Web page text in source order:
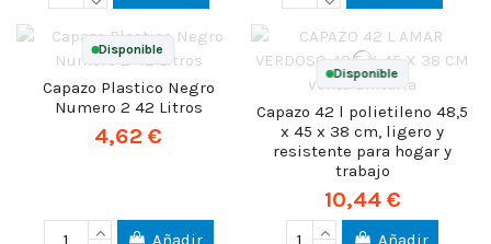
Disponible
Capazo Plastico Negro
Numero 2 42 Litros
4,62 €
Añadir
Disponible
Capazo 42 l polietileno 48,5
x 45 x 38 cm, ligero y
resistente para hogar y
trabajo
10,44 €
Añadir